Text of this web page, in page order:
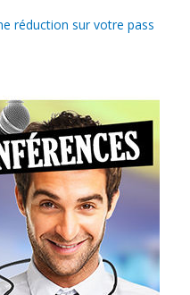
réduction sur votre pass